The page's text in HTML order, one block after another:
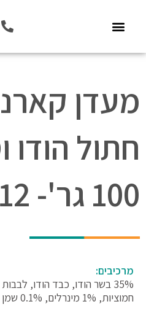
n
a
l
t
מעדן
חתול הודו
100 גר'- 12 בקרטון
מרכיבים:
חמוציות, 1% מינרלים, 0.1% שמן פשתן